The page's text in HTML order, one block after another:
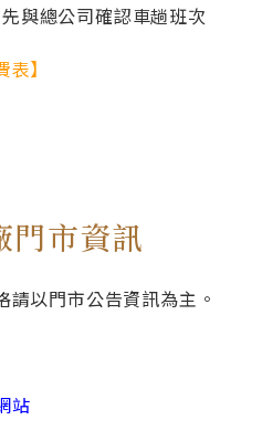
與總公司確認車趟班次
】
門市資訊
以門市公告資訊為主。
站